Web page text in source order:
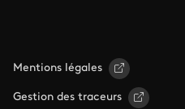
Mentions légales
Gestion des traceurs